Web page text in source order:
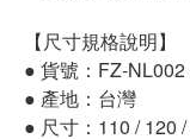
【尺寸規格說明】
● 貨號：FZ-
● 產地：台灣
● 尺寸：110 / 120